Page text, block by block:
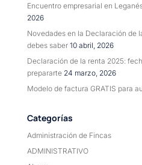
Encuentro empresarial en
2026
Novedades en la Declaración de
debes saber 10 abril, 2026
Declaración de la renta 2025:
prepararte 24 marzo, 2026
Modelo de factura GRATIS para
Categorías
Administración de Fincas
ADMINISTRATIVO